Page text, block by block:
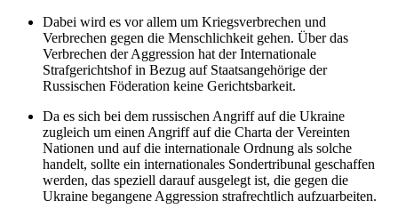
Dabei wird es vor allem um Kriegsverbrechen und
Verbrechen gegen die Menschlichkeit gehen. Über das
Verbrechen der Aggression hat der Inter­nationale
Strafgerichtshof in Bezug auf Staatsangehörige der
Russischen Föderation keine Gerichtsbarkeit.
Da es sich bei dem russischen Angriff auf die Ukraine
zugleich um einen Angriff auf die Charta der Vereinten
Nationen und auf die internationale Ordnung als solche
handelt, sollte ein internationales Sondertribunal ge­schaffen
werden, das speziell darauf ausgelegt ist, die gegen die
Ukraine begangene Aggression strafrechtlich aufzuarbeiten.